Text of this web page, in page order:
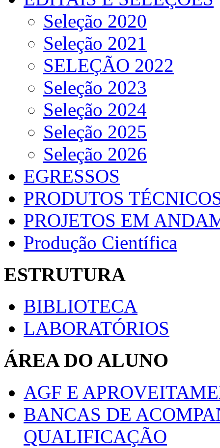
Seleção 2020
Seleção 2021
SELEÇÃO 2022
Seleção 2023
Seleção 2024
Seleção 2025
Seleção 2026
EGRESSOS
PRODUTOS
PROJETOS EM
Produção Científica
ESTRUTURA
BIBLIOTECA
LABORATÓRIOS
ÁREA DO ALUNO
AGF E
BANCAS DE
QUALIFICAÇÃO